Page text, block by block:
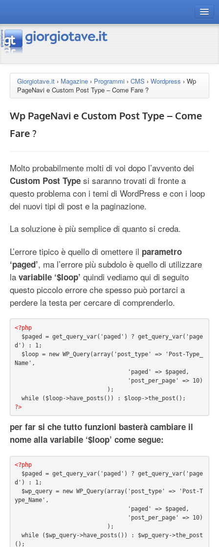
connect gt
risorse
Chi siamo
Giorgiotave.it › Magazine › Programmi › CMS › Wordpress › Wp
PageNavi e Custom Post Type – Come Fare ?
Wp PageNavi e Custom Post Type – Come
Fare ?
Molto probabilmente molti di voi dopo l’avvento dei
Custom Post Type si saranno trovati di fronte a
questo problema con i temi di WordPress e con i loop
dei nuovi tipi di post e la paginazione.
La soluzione è più semplice di quanto si creda.
L’errore tipico è quello di omettere il parametro
‘paged’, ma l’errore più subdolo è quello di utilizzare
la variabile ‘$loop’ quindi vediamo qui di seguito
questo piccolo errore che spesso può portarci a
perdere la testa per cercare di comprenderlo.
<?php
d') : 1;
Name',
?>
per far si che tutto funzioni basterà cambiare il
nome alla variabile ‘$loop’ come segue:
<?php
d') : 1;
ype_Name',